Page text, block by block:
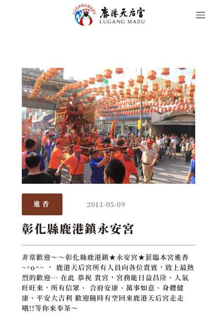
進香 2011-05-09
彰化縣鹿港鎮永安宮
非常歡迎～～彰化縣鹿港鎮★永安宮★蒞臨本宮進香
~^o^~ ， 鹿港天后宮所有人員向各位貴賓，致上最熱
烈的歡迎… 在此 恭祝 貴宮，宮務能日益昌隆、人氣
旺旺來，所有信眾、 合府安康、萬事如意、身體健
康、平安大吉利 歡迎隨時有空回來鹿港天后宮走走
哦!!等你來奉茶～